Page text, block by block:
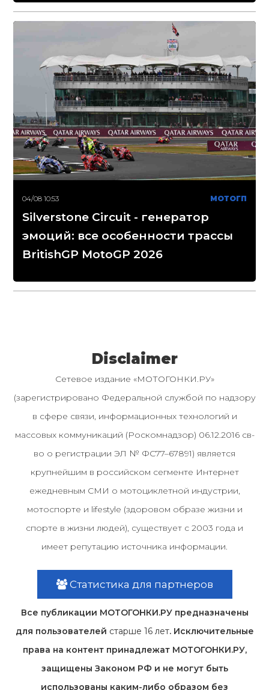
04/08 10:53 МОТОГП
Silverstone Circuit - генератор
эмоций: все особенности трассы
BritishGP MotoGP 2026
Disclaimer
Сетевое издание «МОТОГОНКИ.РУ»
(зарегистрировано Федеральной службой по надзору
в сфере связи, информационных технологий и
массовых коммуникаций (Роскомнадзор) 06.12.2016 св-
во о регистрации ЭЛ № ФС77–67891) является
крупнейшим в российском сегменте Интернет
ежедневным СМИ о мотоциклетной индустрии,
мотоспорте и lifestyle (здоровом образе жизни и
спорте в жизни людей), существует с 2003 года и
имеет репутацию источника информации.
Статистика для партнеров
Все публикации МОТОГОНКИ.РУ предназначены
для пользователей старше 16 лет. Исключительные
права на контент принадлежат МОТОГОНКИ.РУ,
защищены Законом РФ и не могут быть
использованы каким-либо образом без